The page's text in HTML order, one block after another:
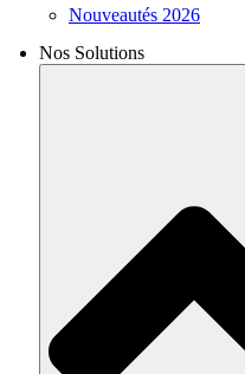
Nouveautés 2026
Nos Solutions